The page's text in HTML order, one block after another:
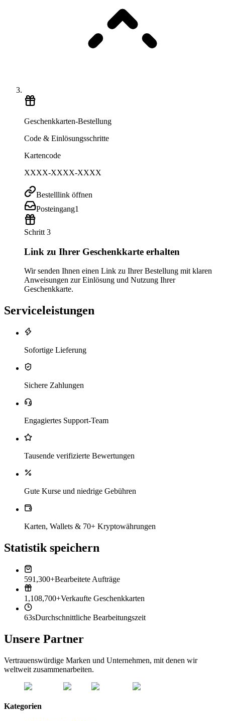
Geschenkkarten-Bestellung
Code & Einlösungsschritte
Kartencode
XXXX-XXXX-XXXX
Bestelllink öffnen
Posteingang1
Schritt 3
Link zu Ihrer Geschenkkarte erhalten
Wir senden Ihnen einen Link zu Ihrer Bestellung mit klaren
Anweisungen zur Einlösung und Nutzung Ihrer
Geschenkkarte.
Serviceleistungen
Sofortige Lieferung
Sichere Zahlungen
Engagiertes Support-Team
Tausende verifizierte Bewertungen
Gute Kurse und niedrige Gebühren
Karten, Wallets & 70+ Kryptowährungen
Statistik speichern
591,300+Bearbeitete Aufträge
1,108,700+Verkaufte Geschenkkarten
63sDurchschnittliche Bearbeitungszeit
Unsere Partner
Vertrauenswürdige Marken und Unternehmen, mit denen wir
weltweit zusammenarbeiten.
Kategorien